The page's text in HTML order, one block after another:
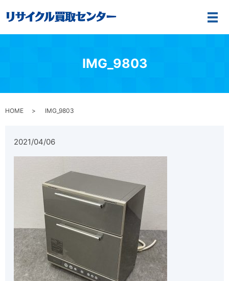
メ
IMG_9803
HOME IMG_9803
2021/04/06